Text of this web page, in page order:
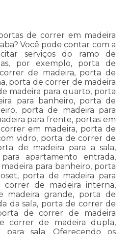
de correr em madeira
Você pode contar com a
serviços do ramo de
por exemplo, porta de
de madeira, porta de
porta de correr de madeira
madeira para quarto, porta
para banheiro, porta de
porta de madeira para
para frente, portas em
em madeira, porta de
vidro, porta de correr de
de madeira para a sala,
apartamento entrada,
para banheiro, porta
porta de madeira para
de madeira interna,
madeira grande, porta de
da sala, porta de correr de
de correr de madeira
correr de madeira dupla,
para sala. Oferecendo os